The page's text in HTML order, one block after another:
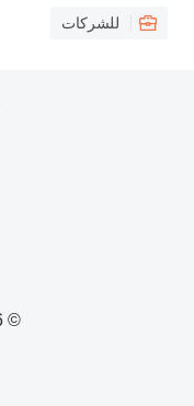
للشركات
© 2026 Linemedia